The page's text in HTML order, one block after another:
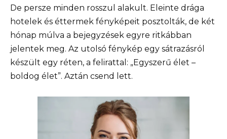
De persze minden rosszul alakult. Eleinte drága
hotelek és éttermek fényképeit posztolták, de két
hónap múlva a bejegyzések egyre ritkábban
jelentek meg. Az utolsó fénykép egy sátrazásról
készült egy réten, a felirattal: „Egyszerű élet –
boldog élet”. Aztán csend lett.